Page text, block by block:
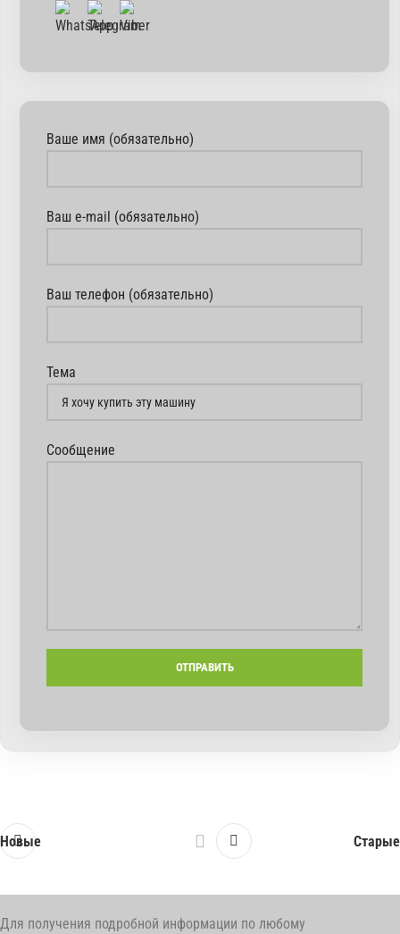
Ваше имя (обязательно)
Ваш e-mail (обязательно)
Ваш телефон (обязательно)
Тема
Сообщение
Новые Старые
Для получения подробной информации по любому